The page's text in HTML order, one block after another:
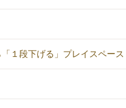
１段下げる」プレイスペース